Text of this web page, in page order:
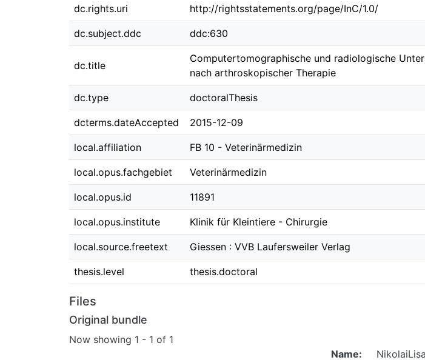
dc.rights.uri http://rightsstatements.org/page/InC/1.0/
dc.subject.ddc ddc:630
dc.title
Computertomographische und radiologische
nach arthroskopischer Therapie
dc.type doctoralThesis
dcterms.dateAccepted 2015-12-09
local.affiliation FB 10 - Veterinärmedizin
local.opus.fachgebiet Veterinärmedizin
local.opus.id 11891
local.opus.institute Klinik für Kleintiere - Chirurgie
local.source.freetext Giessen : VVB Laufersweiler Verlag
thesis.level thesis.doctoral
Files
Original bundle
Now showing 1 - 1 of 1
Name: